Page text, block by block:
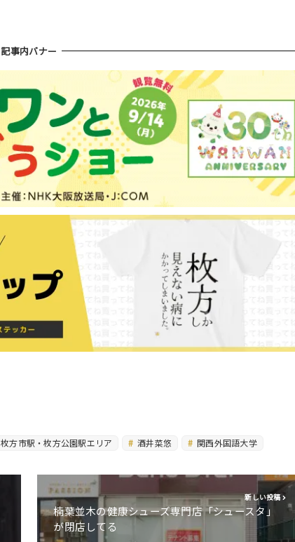
記事内バナー
枚方市駅・枚方公園駅エリア 酒井菜悠 関西外国語大学
新しい投稿
楠葉並木の健康シューズ専門店「シュースタ」
が閉店してる